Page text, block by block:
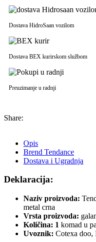
Dostava HidroSaan vozilom
Dostava BEX kurirskom službom
Preuzimanje u radnji
Share:
Opis
Brend Tendance
Dostava i Ugradnja
Deklaracija:
Naziv proizvoda:
metal crna
Vrsta proizvoda:
Količina: 1 komad u
Uvoznik: Cotexa doo,